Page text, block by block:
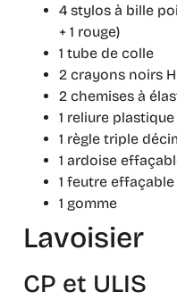
4 stylos à bille
+ 1 rouge)
1 tube de colle
2 crayons noirs
2 chemises à
1 reliure
1 règle triple
1 ardoise
1 feutre effaçable
1 gomme
Lavoisier
CP et ULIS